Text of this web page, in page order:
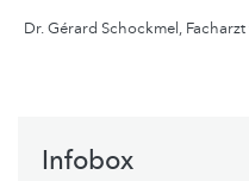
Dr. Gérard Schockmel,
Infobox